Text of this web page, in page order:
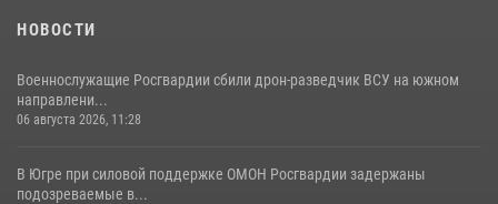
НОВОСТИ
Военнослужащие Росгвардии сбили дрон-разведчик ВСУ на южном
направлени...
06 августа 2026, 11:28
В Югре при силовой поддержке ОМОН Росгвардии задержаны
подозреваемые в...